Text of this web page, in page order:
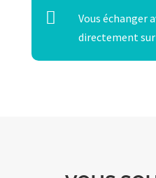

Vous échanger
directement